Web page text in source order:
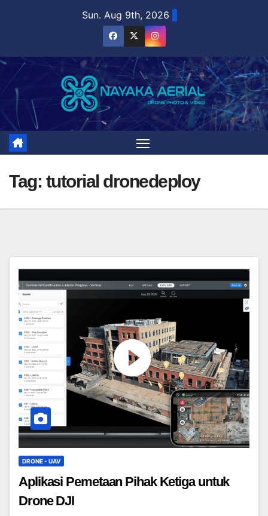
Sun. Aug 9th, 2026
Tag: tutorial dronedeploy
DRONE - UAV
Aplikasi Pemetaan Pihak Ketiga untuk
Drone DJI